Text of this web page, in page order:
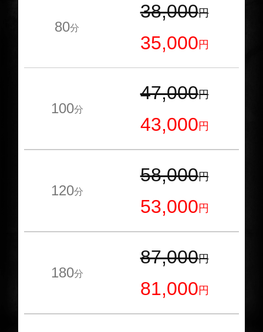
80分
38,000円
35,000円
100分
47,000円
43,000円
120分
58,000円
53,000円
180分
87,000円
81,000円